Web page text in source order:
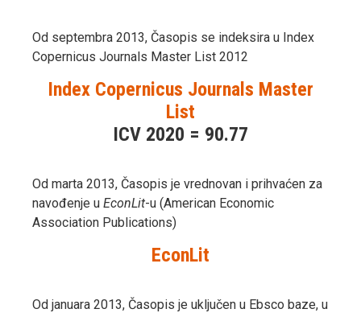
Od septembra 2013, Časopis se indeksira u Index
Copernicus Journals Master List 2012
Index Copernicus Journals Master
List
ICV 2020 = 90.77
Od marta 2013, Časopis je vrednovan i prihvaćen za
navođenje u EconLit-u (American Economic
Association Publications)
EconLit
Od januara 2013, Časopis je uključen u Ebsco baze, u